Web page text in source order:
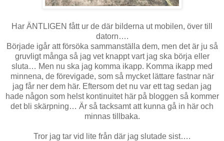
Har ÄNTLIGEN fått ur de där bilderna ut mobilen, över till
datorn….
Började igår att försöka sammanställa dem, men det är ju så
gruvligt många så jag vet knappt vart jag ska börja eller
sluta… Men nu ska jag komma ikapp. Komma ikapp med
minnena, de förevigade, som så mycket lättare fastnar när
jag får ner dem här. Eftersom det nu var ett tag sedan jag
hade någon som helst kontinuitet här på bloggen så kommer
det bli skärpning… Är så tacksamt att kunna gå in här och
minnas tillbaka.
Tror jag tar vid lite från där jag slutade sist….